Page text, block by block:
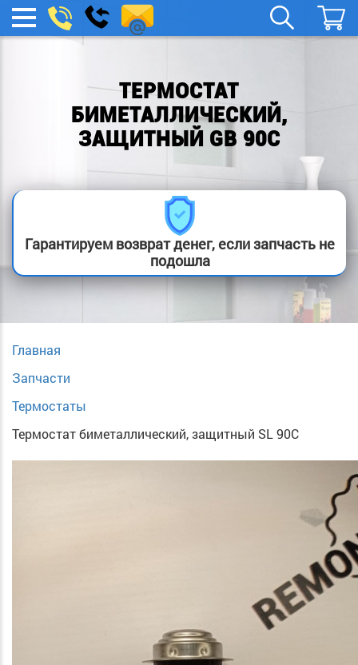
МЕНЮ
boylera@yandex.ru
Заказать
звонок
ТЕРМОСТАТ
БИМЕТАЛЛИЧЕСКИЙ,
ЗАЩИТНЫЙ GB 90С
Гарантируем возврат денег, если запчасть не
подошла
Главная
Запчасти
Термостаты
Термостат биметаллический, защитный SL 90С